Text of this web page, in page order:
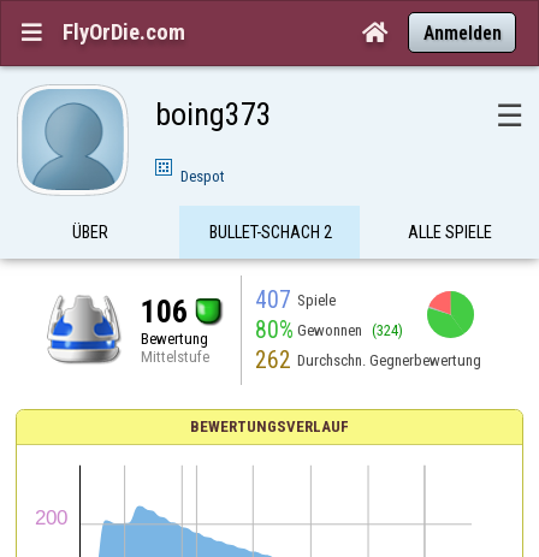
 FlyOrDie.com  Anmelden
boing373 ☰
Despot
ÜBER BULLET-SCHACH 2 ALLE SPIELE
106
Bewertung
Mittelstufe
407 Spiele
80% Gewonnen (324)
262 Durchschn. Gegnerbewertung
BEWERTUNGSVERLAUF